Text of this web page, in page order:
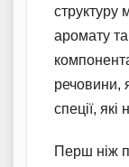
структуру
аромату
речовини,
спеції,
Перш ніж